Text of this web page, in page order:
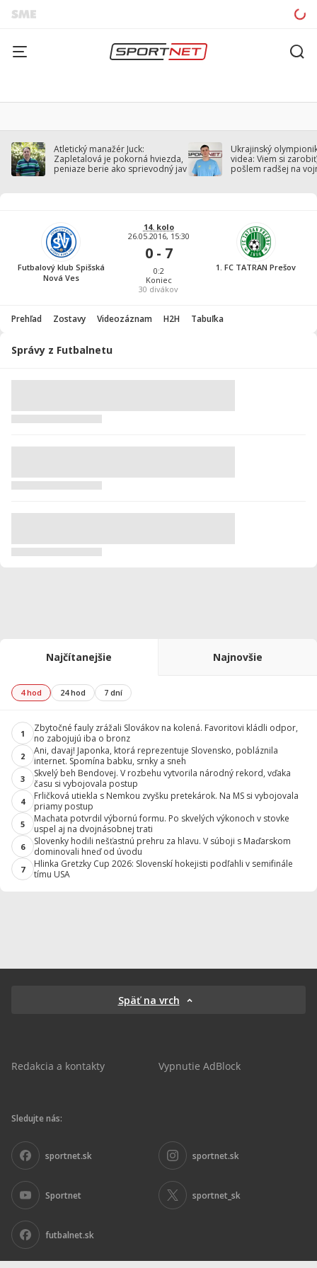
Atletický manažér Juck:
Zapletalová je pokorná hviezda,
peniaze berie ako sprievodný jav
Ukrajinský
videa: Viem si
pošlem radšej na
Futbalový klub Spišská
Nová Ves
14. kolo
26.05.2016, 15:30
0 - 7
0:2
Koniec
30 divákov
1. FC TATRAN Prešov
Prehľad Zostavy Videozáznam H2H Tabuľka
Správy z Futbalnetu
Najčítanejšie Najnovšie
4 hod 24 hod 7 dní
1
Zbytočné fauly zrážali Slovákov na kolená. Favoritovi kládli odpor,
no zabojujú iba o bronz
2
Ani, davaj! Japonka, ktorá reprezentuje Slovensko, pobláznila
internet. Spomína babku, srnky a sneh
3
Skvelý beh Bendovej. V rozbehu vytvorila národný rekord, vďaka
času si vybojovala postup
4
Frličková utiekla s Nemkou zvyšku pretekárok. Na MS si vybojovala
priamy postup
5
Machata potvrdil výbornú formu. Po skvelých výkonoch v stovke
uspel aj na dvojnásobnej trati
6
Slovenky hodili nešťastnú prehru za hlavu. V súboji s Maďarskom
dominovali hneď od úvodu
7
Hlinka Gretzky Cup 2026: Slovenskí hokejisti podľahli v semifinále
tímu USA
Späť na vrch
Redakcia a kontakty Vypnutie AdBlock
Sledujte nás:
sportnet.sk sportnet.sk
Sportnet sportnet_sk
futbalnet.sk